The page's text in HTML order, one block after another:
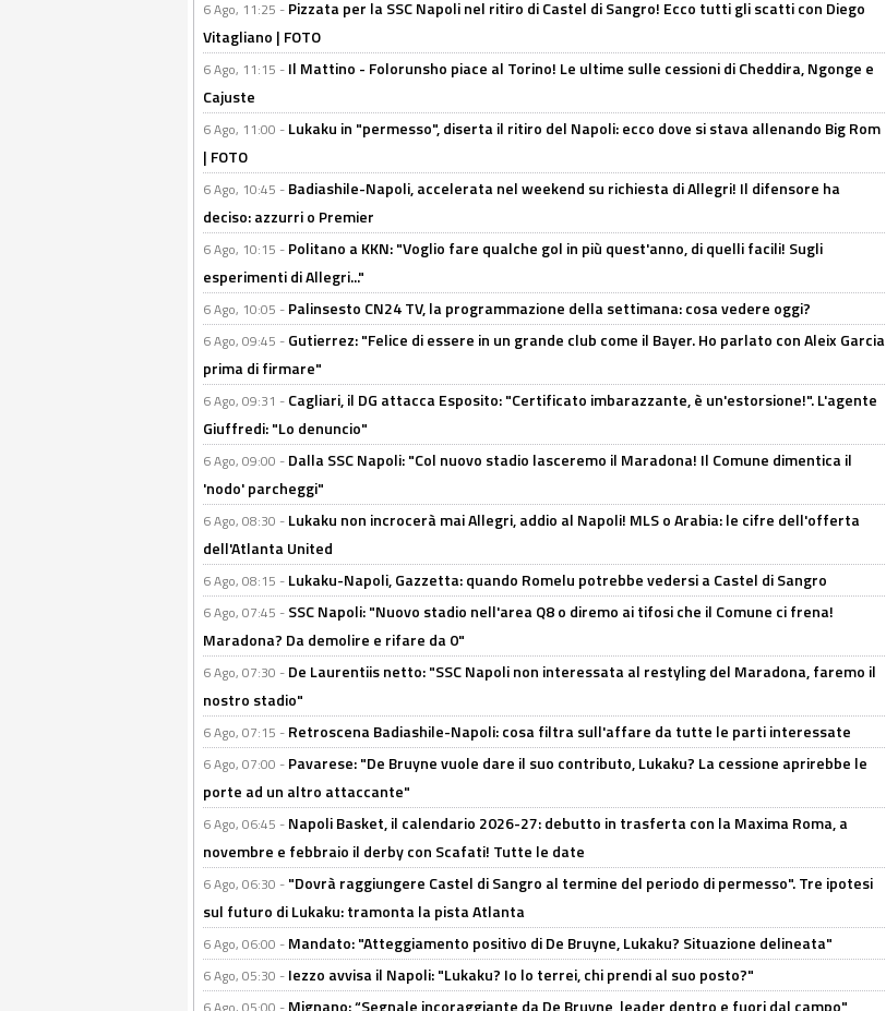
6 Ago, 11:25 - Pizzata per la SSC Napoli nel ritiro di Castel di Sangro! Ecco tutti gli scatti con Diego
Vitagliano | FOTO
6 Ago, 11:15 - Il Mattino - Folorunsho piace al Torino! Le ultime sulle cessioni di Cheddira, Ngonge e
Cajuste
6 Ago, 11:00 - Lukaku in "permesso", diserta il ritiro del Napoli: ecco dove si stava allenando Big Rom
| FOTO
6 Ago, 10:45 - Badiashile-Napoli, accelerata nel weekend su richiesta di Allegri! Il difensore ha
deciso: azzurri o Premier
6 Ago, 10:15 - Politano a KKN: "Voglio fare qualche gol in più quest'anno, di quelli facili! Sugli
esperimenti di Allegri..."
6 Ago, 10:05 - Palinsesto CN24 TV, la programmazione della settimana: cosa vedere oggi?
6 Ago, 09:45 - Gutierrez: "Felice di essere in un grande club come il Bayer. Ho parlato con Aleix Garcia
prima di firmare"
6 Ago, 09:31 - Cagliari, il DG attacca Esposito: "Certificato imbarazzante, è un'estorsione!". L'agente
Giuffredi: "Lo denuncio"
6 Ago, 09:00 - Dalla SSC Napoli: "Col nuovo stadio lasceremo il Maradona! Il Comune dimentica il
'nodo' parcheggi"
6 Ago, 08:30 - Lukaku non incrocerà mai Allegri, addio al Napoli! MLS o Arabia: le cifre dell'offerta
dell'Atlanta United
6 Ago, 08:15 - Lukaku-Napoli, Gazzetta: quando Romelu potrebbe vedersi a Castel di Sangro
6 Ago, 07:45 - SSC Napoli: "Nuovo stadio nell'area Q8 o diremo ai tifosi che il Comune ci frena!
Maradona? Da demolire e rifare da 0"
6 Ago, 07:30 - De Laurentiis netto: "SSC Napoli non interessata al restyling del Maradona, faremo il
nostro stadio"
6 Ago, 07:15 - Retroscena Badiashile-Napoli: cosa filtra sull'affare da tutte le parti interessate
6 Ago, 07:00 - Pavarese: "De Bruyne vuole dare il suo contributo, Lukaku? La cessione aprirebbe le
porte ad un altro attaccante"
6 Ago, 06:45 - Napoli Basket, il calendario 2026-27: debutto in trasferta con la Maxima Roma, a
novembre e febbraio il derby con Scafati! Tutte le date
6 Ago, 06:30 - "Dovrà raggiungere Castel di Sangro al termine del periodo di permesso". Tre ipotesi
sul futuro di Lukaku: tramonta la pista Atlanta
6 Ago, 06:00 - Mandato: "Atteggiamento positivo di De Bruyne, Lukaku? Situazione delineata"
6 Ago, 05:30 - Iezzo avvisa il Napoli: "Lukaku? Io lo terrei, chi prendi al suo posto?"
Mignano: “Segnale incoraggiante da De Bruyne, leader dentro e fuori dal campo"